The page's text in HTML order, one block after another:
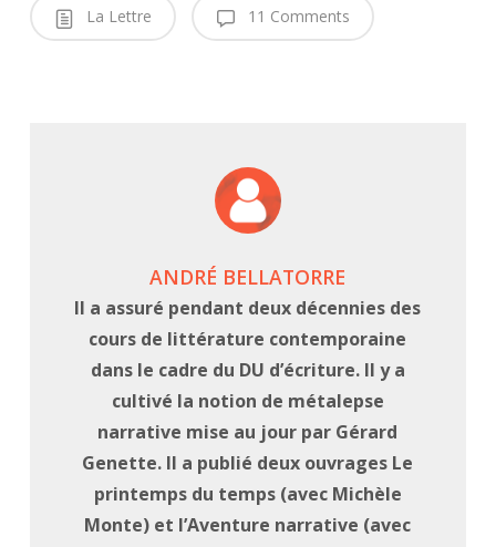
La Lettre 11 Comments
ANDRÉ BELLATORRE
Il a assuré pendant deux décennies des
cours de littérature contemporaine
dans le cadre du DU d’écriture. Il y a
cultivé la notion de métalepse
narrative mise au jour par Gérard
Genette. Il a publié deux ouvrages Le
printemps du temps (avec Michèle
Monte) et l’Aventure narrative (avec